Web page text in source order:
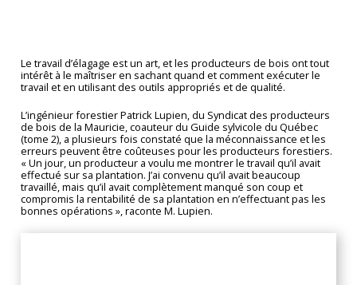
Le travail d’élagage est un art, et les producteurs de bois ont tout
intérêt à le maîtriser en sachant quand et comment exécuter le
travail et en utilisant des outils appropriés et de qualité.
L’ingénieur forestier Patrick Lupien, du Syndicat des producteurs
de bois de la Mauricie, coauteur du Guide sylvicole du Québec
(tome 2), a plusieurs fois constaté que la méconnaissance et les
erreurs peuvent être coûteuses pour les producteurs forestiers.
« Un jour, un producteur a voulu me montrer le travail qu’il avait
effectué sur sa plantation. J’ai convenu qu’il avait beaucoup
travaillé, mais qu’il avait complètement manqué son coup et
compromis la rentabilité de sa plantation en n’effectuant pas les
bonnes opérations », raconte M. Lupien.